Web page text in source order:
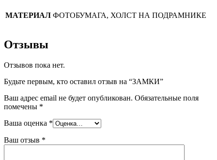
МАТЕРИАЛ ФОТОБУМАГА, ХОЛСТ НА ПОДРАМНИКЕ
Отзывы
Отзывов пока нет.
Будьте первым, кто оставил отзыв на “ЗАМКИ”
Ваш адрес email не будет опубликован. Обязательные поля
помечены *
Ваша оценка *
Ваш отзыв *